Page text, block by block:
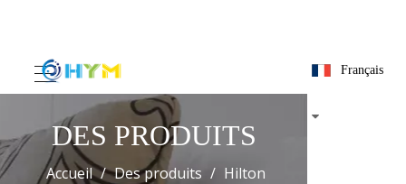
Français
DES PRODUITS
Accueil / Des produits / Hilton